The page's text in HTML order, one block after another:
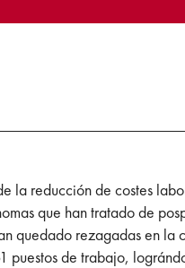
la reducción de costes
que han tratado de
quedado rezagadas en la
puestos de trabajo,